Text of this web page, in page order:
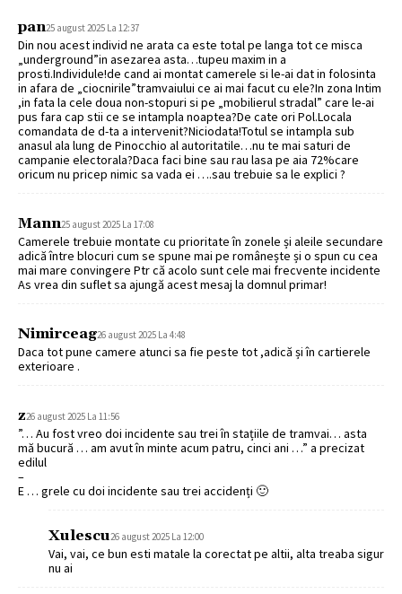
pan25 august 2025 La 12:37
Din nou acest individ ne arata ca este total pe langa tot ce misca
„underground”in asezarea asta…tupeu maxim in a
prosti.Individule!de cand ai montat camerele si le-ai dat in folosinta
in afara de „ciocnirile”tramvaiului ce ai mai facut cu ele?In zona Intim
,in fata la cele doua non-stopuri si pe „mobilierul stradal” care le-ai
pus fara cap stii ce se intampla noaptea?De cate ori Pol.Locala
comandata de d-ta a intervenit?Niciodata!Totul se intampla sub
anasul ala lung de Pinocchio al autoritatile…nu te mai saturi de
campanie electorala?Daca faci bine sau rau lasa pe aia 72%care
oricum nu pricep nimic sa vada ei ….sau trebuie sa le explici ?
Mann25 august 2025 La 17:08
Camerele trebuie montate cu prioritate în zonele și aleile secundare
adică între blocuri cum se spune mai pe românește și o spun cu cea
mai mare convingere Ptr că acolo sunt cele mai frecvente incidente
As vrea din suflet sa ajungă acest mesaj la domnul primar!
Nimirceag26 august 2025 La 4:48
Daca tot pune camere atunci sa fie peste tot ,adică și în cartierele
exterioare .
z26 august 2025 La 11:56
”… Au fost vreo doi incidente sau trei în stațiile de tramvai… asta
mă bucură … am avut în minte acum patru, cinci ani …” a precizat
edilul
–
E … grele cu doi incidente sau trei accidenți 🙂
Xulescu26 august 2025 La 12:00
Vai, vai, ce bun esti matale la corectat pe altii, alta treaba sigur
nu ai